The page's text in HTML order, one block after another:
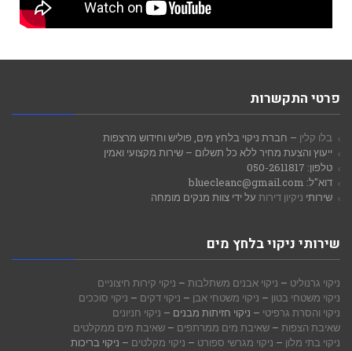
פרטי התקשרות
בלו קלין – חברת ניקוי בלחץ מים, פוליש וחידוש מרצפות
ייעוץ והצעת מחיר ללא כל תשלום – שירות מקצועי ואמין
טלפון: 050-2611817
דוא"ל: bluecleanc@gmail.com
שירותי ניקיון דירות על ידי צוות מנקים מומחה
שירותי ניקוי בלחץ מים
ניקוי גרנוליט – ניקוי אבנים משתלבות – ניקוי קירות חיצוניים
ניקוי משטחי בטון – ניקוי משטחי אבן – ניקוי דקים – ניקוי סוככים
ניקוי והסרת גרפיטי – ניקוי חזיתות מבנים – ניקוי חניונים
שאיבת הצפות – שאיבת מים ממרתפים – שאיבת מים ממקלטים
ניקוי בתי מלון – ניקוי מגרשי ספורט – ניקוי מקלטים – ניקוי בריכות